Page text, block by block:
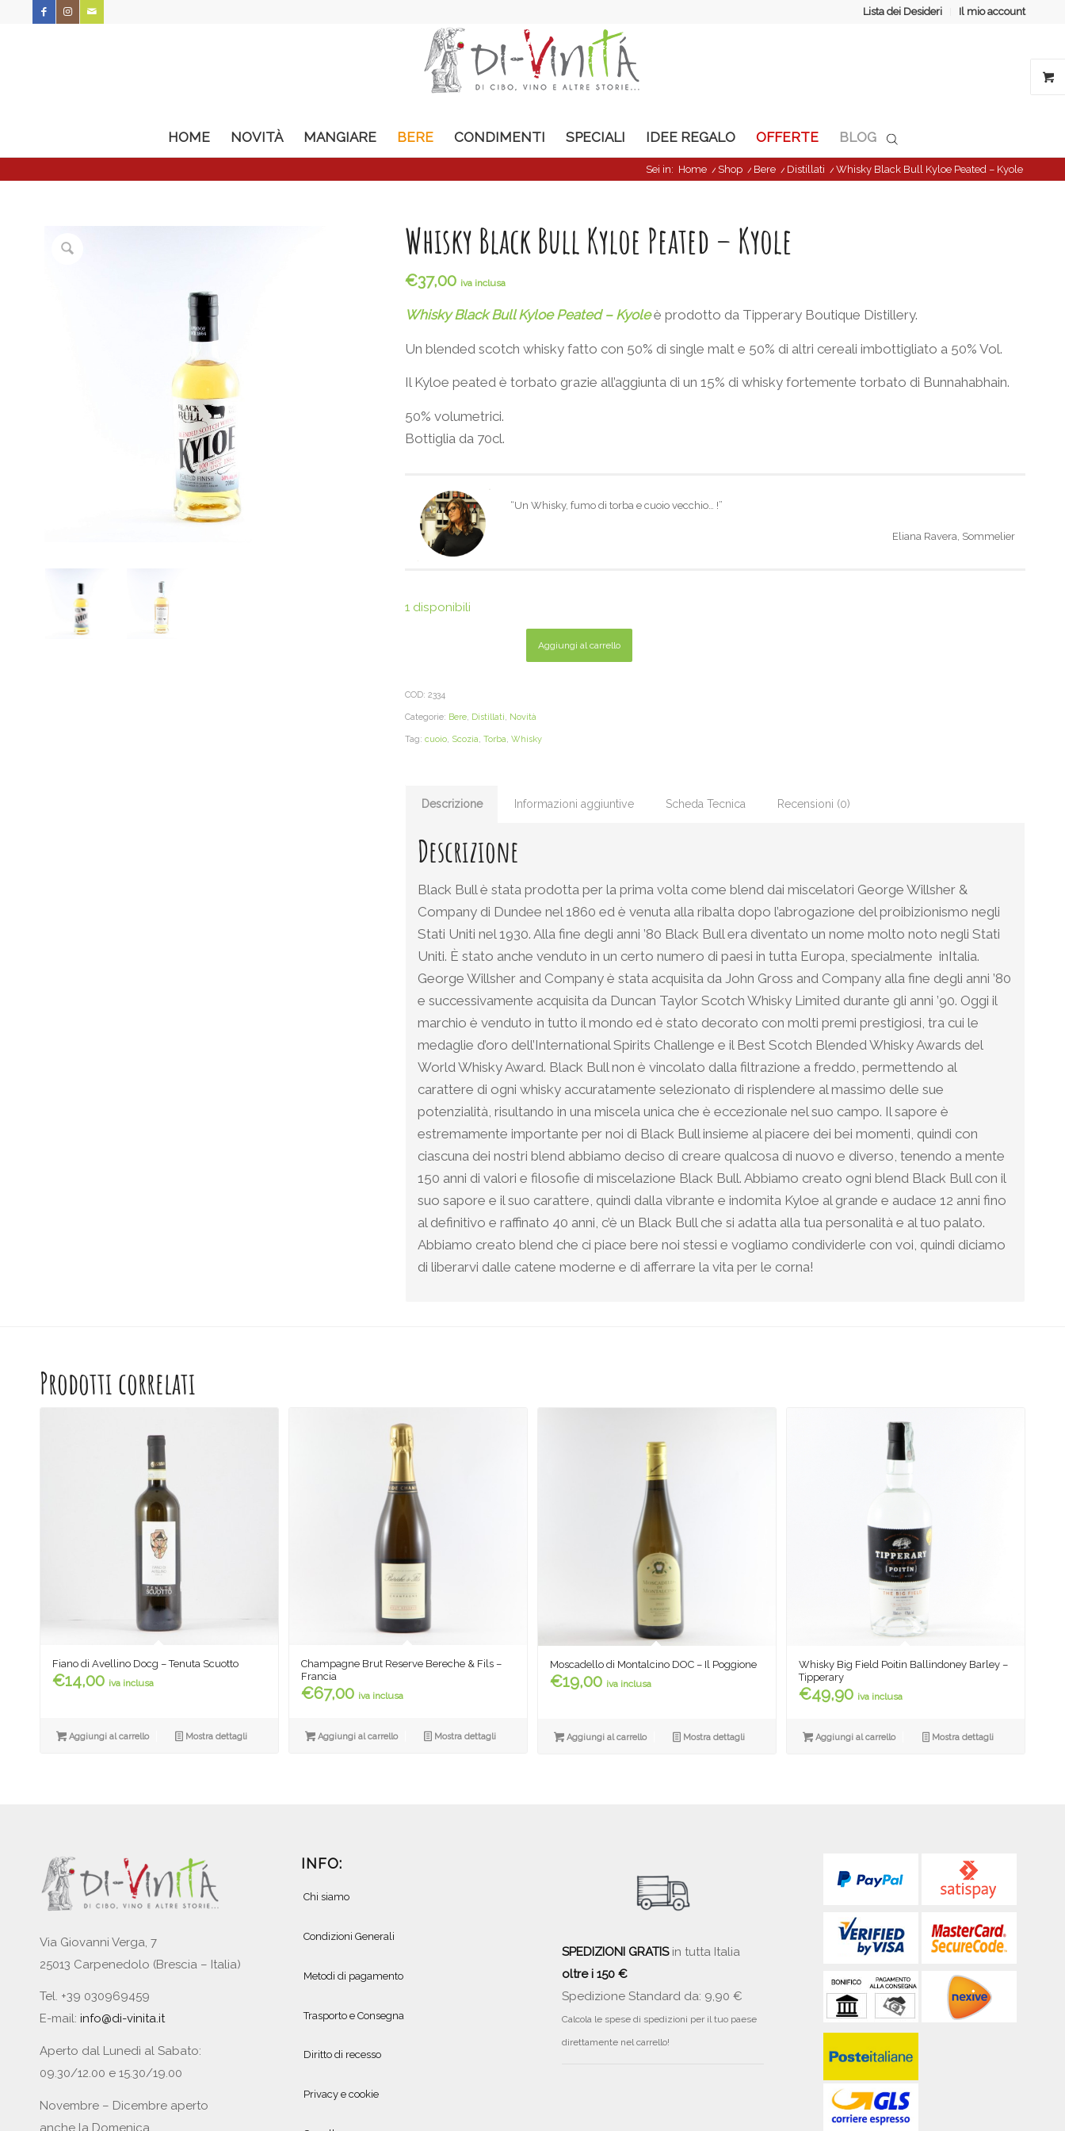
Lista dei Desideri Il mio account
HOME NOVITÀ MANGIARE BERE CONDIMENTI SPECIALI IDEE REGALO OFFERTE BLOG
Sei in: Home / Shop / Bere / Distillati / Whisky Black Bull Kyloe Peated – Kyole
Whisky Black Bull Kyloe Peated – Kyole
€37,00 iva inclusa
Whisky Black Bull Kyloe Peated – Kyoleè prodotto da Tipperary Boutique Distillery.
Un blended scotch whisky fatto con 50% di single malt e 50% di altri cereali imbottigliato a 50% Vol.
Il Kyloe peated è torbato grazie all’aggiunta di un 15% di whisky fortemente torbato di Bunnahabhain.
50% volumetrici.
Bottiglia da 70cl.
“Un Whisky, fumo di torba e cuoio vecchio… !”
Eliana Ravera, Sommelier
1 disponibili
Aggiungi al carrello
COD: 2334
Categorie: Bere, Distillati, Novità
Tag: cuoio, Scozia, Torba, Whisky
Descrizione Informazioni aggiuntive Scheda Tecnica Recensioni (0)
Descrizione
Black Bull è stata prodotta per la prima volta come blend dai miscelatori George Willsher &
Company di Dundee nel 1860 ed è venuta alla ribalta dopo l’abrogazione del proibizionismo negli
Stati Uniti nel 1930. Alla fine degli anni ’80 Black Bull era diventato un nome molto noto negli Stati
Uniti. È stato anche venduto in un certo numero di paesi in tutta Europa, specialmente inItalia.
George Willsher and Company è stata acquisita da John Gross and Company alla fine degli anni ’80
e successivamente acquisita da Duncan Taylor Scotch Whisky Limited durante gli anni ’90. Oggi il
marchio è venduto in tutto il mondo ed è stato decorato con molti premi prestigiosi, tra cui le
medaglie d’oro dell’International Spirits Challenge e il Best Scotch Blended Whisky Awards del
World Whisky Award. Black Bull non è vincolato dalla filtrazione a freddo, permettendo al
carattere di ogni whisky accuratamente selezionato di risplendere al massimo delle sue
potenzialità, risultando in una miscela unica che è eccezionale nel suo campo. Il sapore è
estremamente importante per noi di Black Bull insieme al piacere dei bei momenti, quindi con
ciascuna dei nostri blend abbiamo deciso di creare qualcosa di nuovo e diverso, tenendo a mente
150 anni di valori e filosofie di miscelazione Black Bull. Abbiamo creato ogni blend Black Bull con il
suo sapore e il suo carattere, quindi dalla vibrante e indomita Kyloe al grande e audace 12 anni fino
al definitivo e raffinato 40 anni, c’è un Black Bull che si adatta alla tua personalità e al tuo palato.
Abbiamo creato blend che ci piace bere noi stessi e vogliamo condividerle con voi, quindi diciamo
di liberarvi dalle catene moderne e di afferrare la vita per le corna!
Prodotti correlati
Fiano di Avellino Docg – Tenuta Scuotto
€14,00 iva inclusa
Aggiungi al carrello Mostra dettagli
Champagne Brut Reserve Bereche & Fils –
Francia
€67,00 iva inclusa
Aggiungi al carrello Mostra dettagli
Moscadello di Montalcino DOC – Il Poggione
€19,00 iva inclusa
Aggiungi al carrello Mostra dettagli
Whisky Big Field Poitin Ballindoney Barley –
Tipperary
€49,90 iva inclusa
Aggiungi al carrello Mostra dettagli
Via Giovanni Verga, 7
25013 Carpenedolo (Brescia – Italia)
Tel. +39 030969459
E-mail: info@di-vinita.it
Aperto dal Lunedì al Sabato:
09.30/12.00 e 15.30/19.00
Novembre – Dicembre aperto
anche la Domenica
INFO:
Chi siamo
Condizioni Generali
Metodi di pagamento
Trasporto e Consegna
Diritto di recesso
Privacy e cookie
SPEDIZIONI GRATISin tutta Italia
oltre i 150 €
Spedizione Standard da: 9,90 €
Calcola le spese di spedizioni per il tuo paese
direttamente nel carrello!